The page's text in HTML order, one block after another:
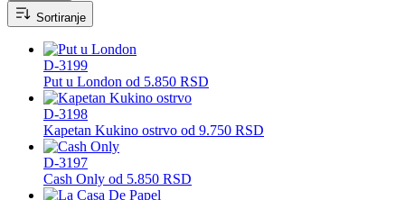
Sortiranje
D-3199
Put u London od 5.850 RSD
D-3198
Kapetan Kukino ostrvo od 9.750 RSD
D-3197
Cash Only od 5.850 RSD